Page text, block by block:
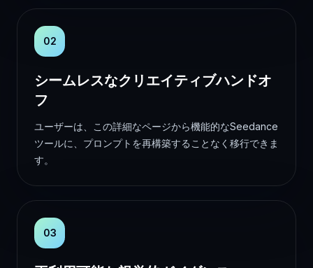
02
シームレスなクリエイティブハンドオ
フ
ユーザーは、この詳細なページから機能的なSeedance
ツールに、プロンプトを再構築することなく移行できま
す。
03